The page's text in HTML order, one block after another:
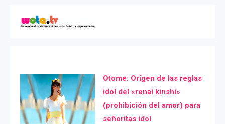
Otome: Orígen de las reglas
idol del «renai kinshi»
(prohibición del amor) para
señoritas idol